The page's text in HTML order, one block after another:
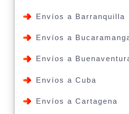
Envíos a Barranquilla
Envíos a
Envíos a
Envíos a Cuba
Envíos a Cartagena